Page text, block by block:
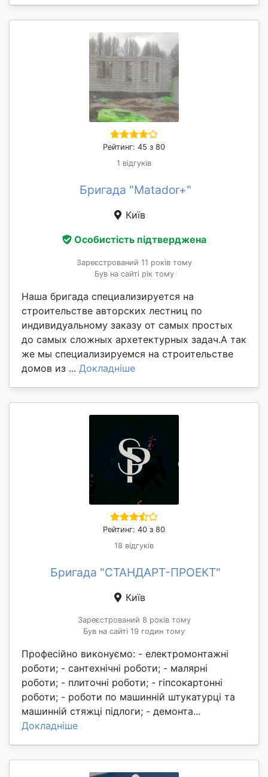
Рейтинг: 45 з 80
1 відгуків
Бригада "Matador+"
Київ
Особистість підтверджена
Зареєстрований 11 років тому
Був на сайті рік тому
Наша бригада специализируется на
строительстве авторских лестниц по
индивидуальному заказу от самых простых
до самых сложных архетектурных задач.А так
же мы специализируемся на строительстве
домов из ... Докладніше
Рейтинг: 40 з 80
18 відгуків
Бригада "СТАНДАРТ-ПРОЕКТ"
Київ
Зареєстрований 8 років тому
Був на сайті 19 годин тому
Професійно виконуємо: - електромонтажні
роботи; - сантехнічні роботи; - малярні
роботи; - плиточні роботи; - гіпсокартонні
роботи; - роботи по машинній штукатурці та
машинній стяжці підлоги; - демонта...
Докладніше